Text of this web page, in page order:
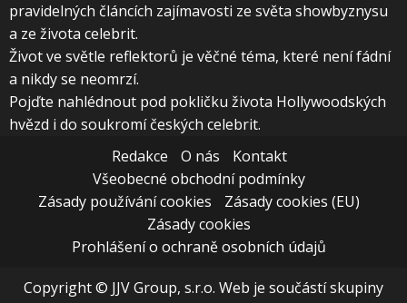
pravidelných článcích zajímavosti ze světa showbyznysu
a ze života celebrit.
Život ve světle reflektorů je věčné téma, které není fádní
a nikdy se neomrzí.
Pojďte nahlédnout pod pokličku života Hollywoodských
hvězd i do soukromí českých celebrit.
Redakce
O nás
Kontakt
Všeobecné obchodní podmínky
Zásady používání cookies
Zásady cookies (EU)
Zásady cookies
Prohlášení o ochraně osobních údajů
Copyright © JJV Group, s.r.o. Web je součástí skupiny